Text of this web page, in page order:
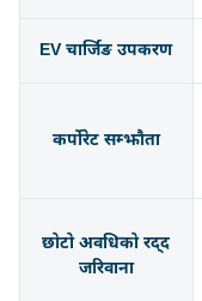
EV चार्जिङ उपकरण
कर्पोरेट सम्झौता
छोटो अवधिको रद्द
जरिवाना